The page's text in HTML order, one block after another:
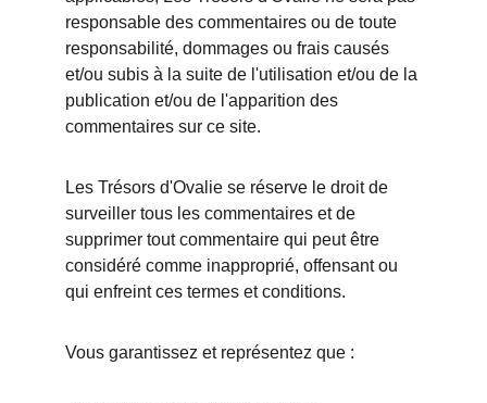
responsable des commentaires ou de toute
responsabilité, dommages ou frais causés
et/ou subis à la suite de l'utilisation et/ou de la
publication et/ou de l'apparition des
commentaires sur ce site.
Les Trésors d'Ovalie se réserve le droit de
surveiller tous les commentaires et de
supprimer tout commentaire qui peut être
considéré comme inapproprié, offensant ou
qui enfreint ces termes et conditions.
Vous garantissez et représentez que :